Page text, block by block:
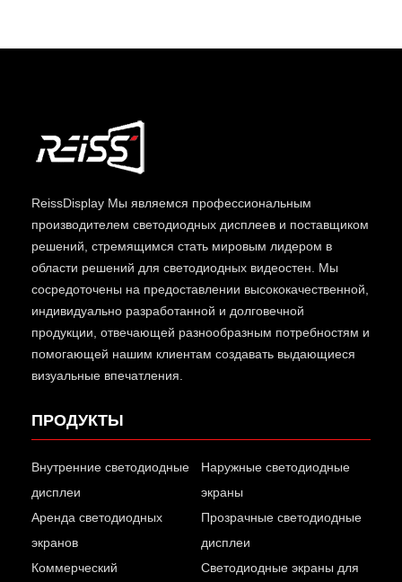
ReissDisplayМы являемся профессиональным
производителем светодиодных дисплеев и поставщиком
решений, стремящимся стать мировым лидером в
области решений для светодиодных видеостен. Мы
сосредоточены на предоставлении высококачественной,
индивидуально разработанной и долговечной
продукции, отвечающей разнообразным потребностям и
помогающей нашим клиентам создавать выдающиеся
визуальные впечатления.
ПРОДУКТЫ
Внутренние светодиодные
дисплеи
Наружные светодиодные
экраны
Аренда светодиодных
экранов
Прозрачные светодиодные
дисплеи
Коммерческий
Светодиодные экраны для